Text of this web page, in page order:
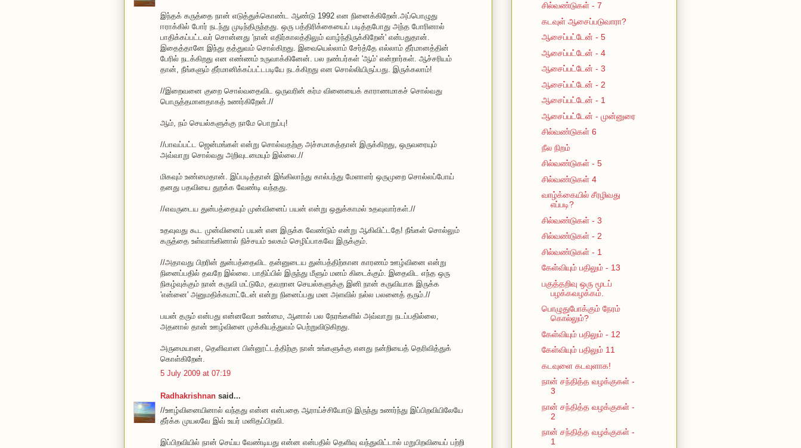
இந்தக் கருத்தை நான் எடுத்துக்கொண்ட ஆண்டு 1992 என நினைக்கிறேன்.அப்பொழுது
ஈராக்கில் போர் நடந்து முடிந்திருந்தது. ஒரு பத்திரிக்கையைப் படித்தபோது அந்த போரினால்
பாதிக்கப்பட்டவர் சொன்னது 'நான் எதிர்காலத்திலும் வாழ்ந்திருக்கிறேன்' என்பதுதான்.
இதைத்தானே இந்து தத்துவம் சொல்கிறது. இவையெல்லாம் சேர்த்தே எல்லாம் தீர்மானத்தின்
பேரில் நடக்கிறது என எண்ணம் உருவாக்கினேன். பல நண்பர்கள் 'ஆம்' என்றார்கள். ஆச்சரியம்
தான், நீங்களும் தீர்மானிக்கப்பட்டபடியே நடக்கிறது என சொல்லியிருப்பது. இருக்கலாம்!
//இறைவனை குறை சொல்வதைவிட ஒருவரின் கர்ம வினையைக் காராணமாகச் சொல்வது
பொருத்தமானதாகத் உணர்கிறேன்.//
ஆம், நம் செயல்களுக்கு நாமே பொறுப்பு!
//பாவப்பட்ட ஜென்மங்கள் என்று சொல்வதற்கு அச்சமாகத்தான் இருக்கிறது, ஒருவரையும்
அவ்வாறு சொல்வது அறிவுடமையும் இல்லை.//
மிகவும் உண்மைதான். இப்படித்தான் இங்கிலாந்து கால்பந்து மேளாளர் ஒருமுறை சொல்லப்போய்
தனது பதவியை துறக்க வேண்டி வந்தது.
//எவருடைய துன்பத்தையும் முன்வினைப் பயன் என்று ஒதுக்காமல் உதவுவார்கள்.//
உதவுவது கூட முன்வினைப் பயன் என இருக்க வேண்டும் என்று ஆகிவிட்டதே! நீங்கள் சொல்லும்
கருத்தை உள்வாங்கினால் நிச்சயம் உலகம் செழிப்பாகவே இருக்கும்.
//அதாவது பிறரின் துன்பத்தைவிட தன்னுடைய துன்பத்திற்கான காரணம் ஊழ்வினை என்று
நினைப்பதில் தவறே இல்லை. பாதிப்பில் இருந்து மீளும் மனம் கிடைக்கும். இதைவிட எந்த ஒரு
நிகழ்வுக்கும் நான் கருவி மட்டுமே, தவறான செயல்களுக்கு இனி நான் கருவியாக இருக்க
'என்னை' அனுமதிக்கமாட்டேன் என்று நினைப்பது மன அளவில் நல்ல பலனைத் தரும்.//
பயன் தரும் என்பது என்னவோ உண்மை, ஆனால் பல நேரங்களில் அவ்வாறு நடப்பதில்லை,
அதனால் தான் ஊழ்வினை முக்கியத்துவம் பெற்றுவிடுகிறது.
அருமையான, தெளிவான பின்னூட்டத்திற்கு நான் உங்களுக்கு எனது நன்றியைத் தெரிவித்துக்
கொள்கிறேன்.
5 July 2009 at 07:19
Radhakrishnan said...
//ஊழ்வினையினால் வந்தது என்ன என்பதை ஆராய்ச்சியோடு இருந்து உணர்ந்து இப்பிறவியிலேயே
தீர்க்க முயலவே இவ் உயர் மனிதப்பிறவி.
இப்பிறவியில் நான் செய்ய வேண்டியது என்ன என்பதில் தெளிவு வந்துவிட்டால் மறுபிறவியைப் பற்றி
சில்வண்டுகள் - 7
கடவுள் ஆசைப்படுவாரா?
ஆசைப்பட்டேன் - 5
ஆசைப்பட்டேன் - 4
ஆசைப்பட்டேன் - 3
ஆசைப்பட்டேன் - 2
ஆசைப்பட்டேன் - 1
ஆசைப்பட்டேன் - முன்னுரை
சில்வண்டுகள் 6
நீல நிறம்
சில்வண்டுகள் - 5
சில்வண்டுகள் 4
வாழ்க்கையில் சீரழிவது
எப்படி?
சில்வண்டுகள் - 3
சில்வண்டுகள் - 2
சில்வண்டுகள் - 1
கேள்வியும் பதிலும் - 13
பகுத்தறிவு ஒரு மூடப்
பழக்கவழக்கம்.
பொழுதுபோக்கும் நேரம்
கொல்லும்?
கேள்வியும் பதிலும் - 12
கேள்வியும் பதிலும் 11
கடவுளை கடவுளாக!
நான் சந்தித்த வழக்குகள் -
3
நான் சந்தித்த வழக்குகள் -
2
நான் சந்தித்த வழக்குகள் -
1